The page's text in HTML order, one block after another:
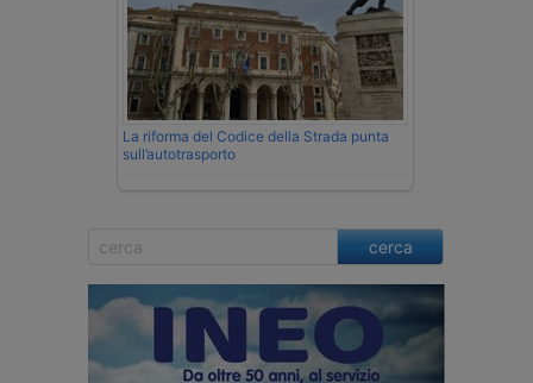
La riforma del Codice della Strada punta
sull’autotrasporto
cerca